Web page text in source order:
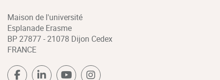
Maison de l'université
Esplanade Erasme
BP 27877 - 21078 Dijon Cedex
FRANCE